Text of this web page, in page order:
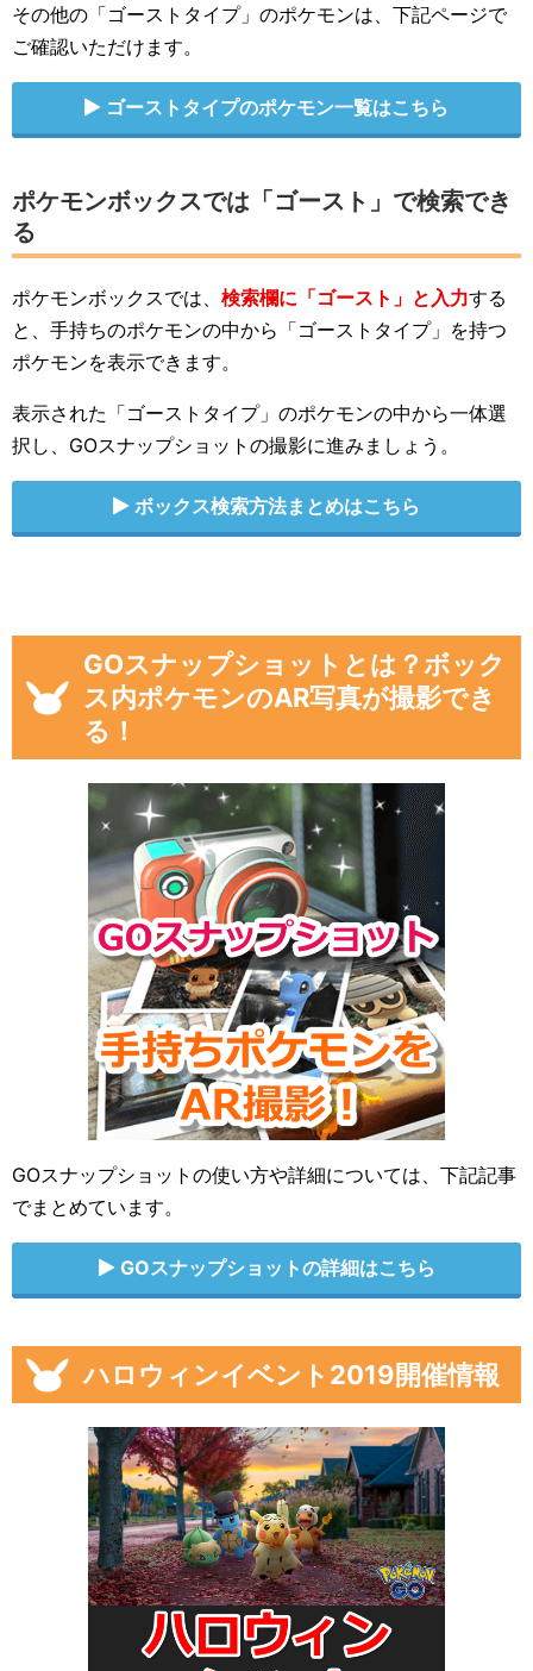
その他の「ゴーストタイプ」のポケモンは、下記ページで
ご確認いただけます。
ゴーストタイプのポケモン一覧はこちら
ポケモンボックスでは「ゴースト」で検索でき
る
ポケモンボックスでは、 検索欄に「ゴースト」と入力する
と、手持ちのポケモンの中から「ゴーストタイプ」を持つ
ポケモンを表示できます。
表示された「ゴーストタイプ」のポケモンの中から一体選
択し、GOスナップショットの撮影に進みましょう。
ボックス検索方法まとめはこちら
GOスナップショットとは？ボック
ス内ポケモンのAR写真が撮影でき
る！
GOスナップショットの使い方や詳細については、下記記事
でまとめています。
GOスナップショットの詳細はこちら
ハロウィンイベント2019開催情報